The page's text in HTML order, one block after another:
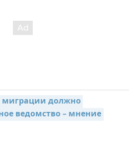
должно
ведомство – мнение